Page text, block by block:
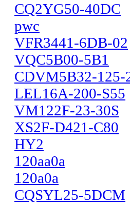
CQ2YG50-40DC
pwc
VFR3441-6DB-02
VQC5B00-5B1
CDVM5B32-125-
LEL16A-200-S55
VM122F-23-30S
XS2F-D421-C80
HY2
120aa0a
120a0a
CQSYL25-5DCM